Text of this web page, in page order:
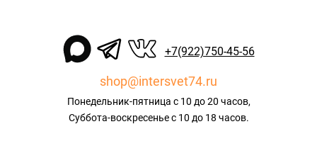
+7(922)750-45-56
shop@intersvet74.ru
Понедельник-пятница с 10 до 20 часов,
Суббота-воскресенье с 10 до 18 часов.